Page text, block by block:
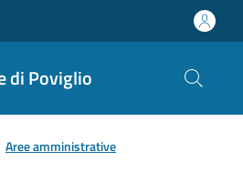
di Poviglio
Aree amministrative